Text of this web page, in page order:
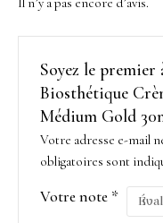
Il n’y a pas encore d’avis.
Soyez le premier
Biosthétique
Médium Gold
Votre adresse e-mail
obligatoires sont
Votre note *